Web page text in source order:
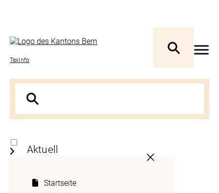
TaxInfo
Startseite
Aktuell